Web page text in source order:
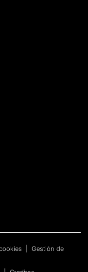
Gestión de